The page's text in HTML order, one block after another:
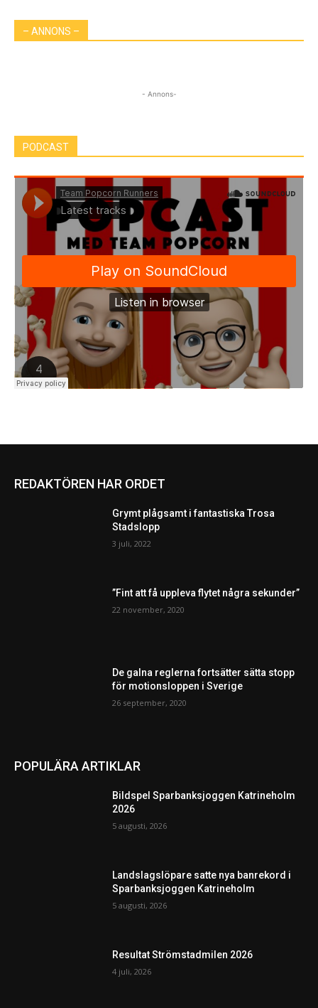
– ANNONS –
- Annons-
PODCAST
REDAKTÖREN HAR ORDET
Grymt plågsamt i fantastiska Trosa
Stadslopp
3 juli, 2022
”Fint att få uppleva flytet några sekunder”
22 november, 2020
De galna reglerna fortsätter sätta stopp
för motionsloppen i Sverige
26 september, 2020
POPULÄRA ARTIKLAR
Bildspel Sparbanksjoggen Katrineholm
2026
5 augusti, 2026
Landslagslöpare satte nya banrekord i
Sparbanksjoggen Katrineholm
5 augusti, 2026
Resultat Strömstadmilen 2026
4 juli, 2026